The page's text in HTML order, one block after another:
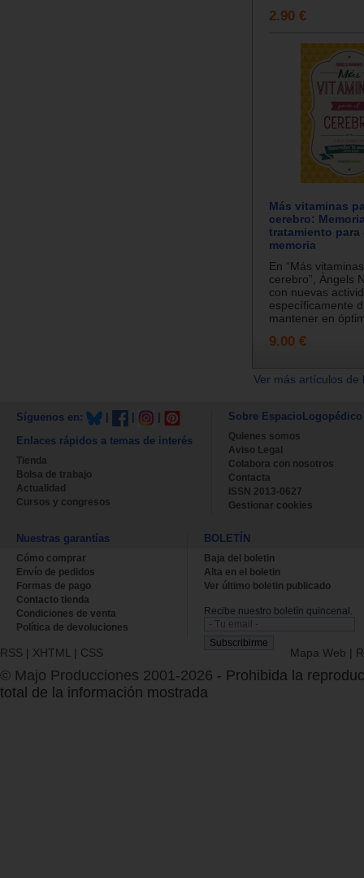
2.90 €
Más vitaminas
cerebro:
tratamiento
memoria
En “Más
cerebro”, Àngels
con nuevas
específicamente
mantener en
9.00 €
Ver más artículos
Síguenos en:
Enlaces rápidos a temas de interés
Tienda
Bolsa de trabajo
Actualidad
Cursos y congresos
Sobre EspacioLogopédico
Quienes somos
Aviso Legal
Colabora con nosotros
Contacta
ISSN 2013-0627
Gestionar cookies
Nuestras garantías
Cómo comprar
Envío de pedidos
Formas de pago
Contacto tienda
Condiciones de venta
Política de devoluciones
BOLETÍN
Baja del boletin
Alta en el boletin
Ver último boletin publicado
Recibe nuestro boletín quincenal.
RSS | XHTML | CSS Mapa Web |
© Majo Producciones 2001-2026 - Prohibida la
total de la información mostrada